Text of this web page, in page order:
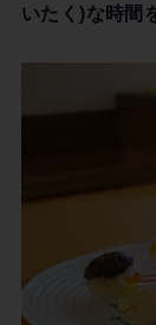
いたく)な時間